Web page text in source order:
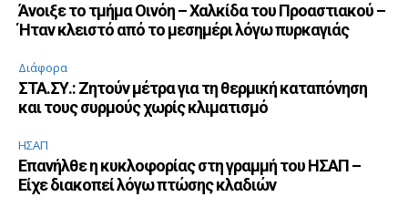
Άνοιξε το τμήμα Οινόη – Χαλκίδα του Προαστιακού –
Ήταν κλειστό από το μεσημέρι λόγω πυρκαγιάς
Διάφορα
ΣΤΑ.ΣΥ.: Ζητούν μέτρα για τη θερμική καταπόνηση
και τους συρμούς χωρίς κλιματισμό
ΗΣΑΠ
Επανήλθε η κυκλοφορίας στη γραμμή του ΗΣΑΠ –
Είχε διακοπεί λόγω πτώσης κλαδιών